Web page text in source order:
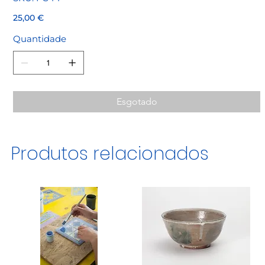
Produtos relacionados
FC44
Preço
25,00 €
Quantidade
Esgotado